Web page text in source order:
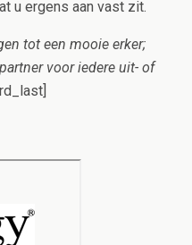
u ergens aan vast zit.
tot een mooie erker;
voor iedere uit- of